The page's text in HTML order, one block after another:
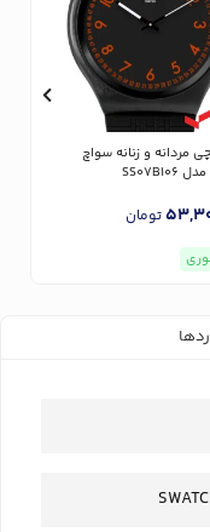
مردانه و زنانه سواچ
تومان